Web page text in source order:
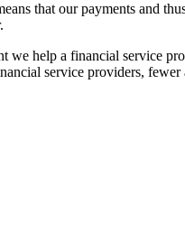
that our payments and
we help a financial service
service providers,